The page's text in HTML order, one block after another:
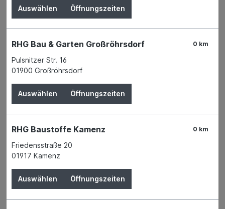
Allgemeines Handwerkzeug
Ring-Maulschlüssel 9 mm SB-
Karte
Auswählen Öffnungszeiten
0 km
RHG Bau & Garten Großröhrsdorf
Pulsnitzer Str. 16
01900 Großröhrsdorf
Auswählen Öffnungszeiten
0 km
RHG Baustoffe Kamenz
Friedensstraße 20
01917 Kamenz
Auswählen Öffnungszeiten